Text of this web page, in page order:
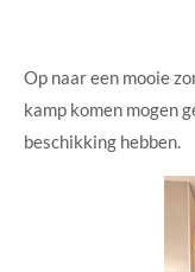
Op naar een mooie
kamp komen mogen
beschikking hebben.